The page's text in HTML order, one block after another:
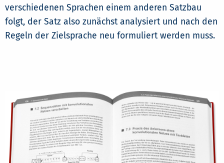
verschiedenen Sprachen einem anderen Satzbau
folgt, der Satz also zunächst analysiert und nach den
Regeln der Zielsprache neu formuliert werden muss.